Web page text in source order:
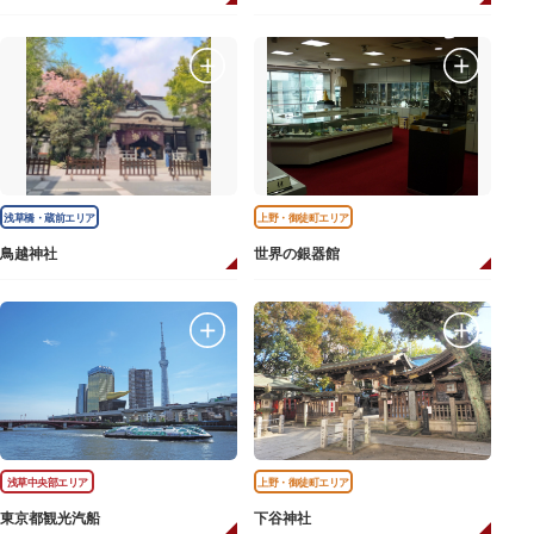
浅草橋・蔵前エリア
鳥越神社
上野・御徒町エリア
世界の銀器館
浅草中央部エリア
東京都観光汽船
上野・御徒町エリア
下谷神社